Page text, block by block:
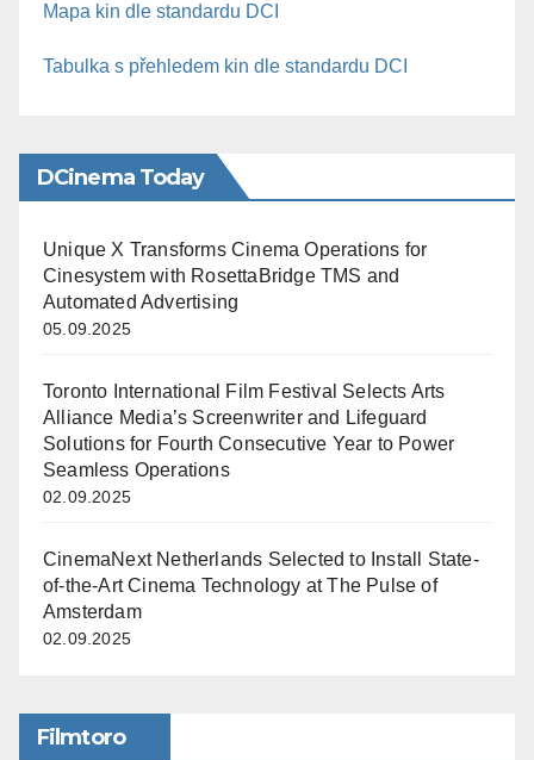
Mapa kin dle standardu DCI
Tabulka s přehledem kin dle standardu DCI
DCinema Today
Unique X Transforms Cinema Operations for
Cinesystem with RosettaBridge TMS and
Automated Advertising
05.09.2025
Toronto International Film Festival Selects Arts
Alliance Media’s Screenwriter and Lifeguard
Solutions for Fourth Consecutive Year to Power
Seamless Operations
02.09.2025
CinemaNext Netherlands Selected to Install State-
of-the-Art Cinema Technology at The Pulse of
Amsterdam
02.09.2025
Filmtoro